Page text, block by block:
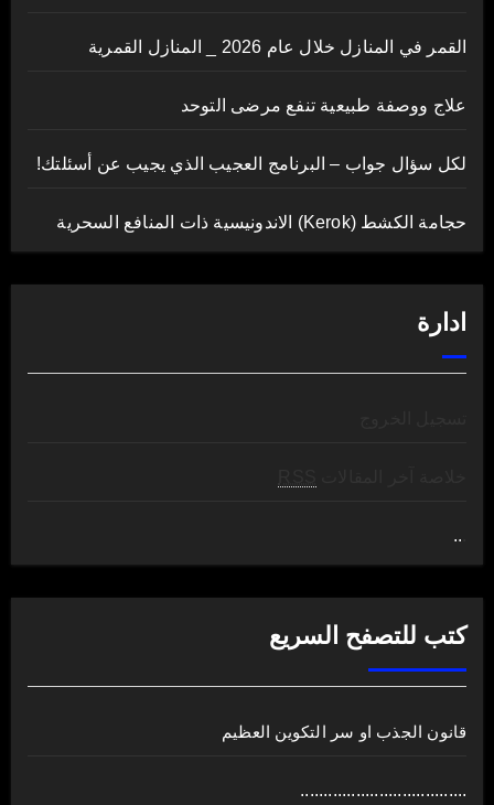
القمر في المنازل خلال عام 2026 _ المنازل القمرية
علاج ووصفة طبيعية تنفع مرضى التوحد
لكل سؤال جواب – البرنامج العجيب الذي يجيب عن أسئلتك!
حجامة الكشط (Kerok) الاندونيسية ذات المنافع السحرية
ادارة
..
كتب للتصفح السريع
قانون الجذب او سر التكوين العظيم
....................................